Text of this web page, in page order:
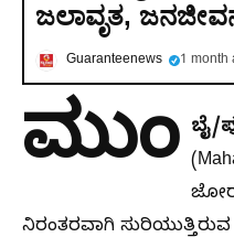
ಜಲಾವೃತ, ಜನಜೀವನ
Guaranteenews 1 month
ಮುಂ ಬೈ/
ನಿರಂತರವಾಗಿ